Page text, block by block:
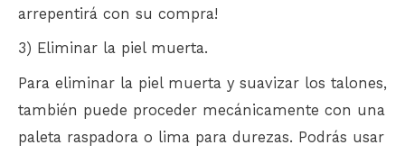
arrepentirá con su compra!
3) Eliminar la piel muerta.
Para eliminar la piel muerta y suavizar los talones,
también puede proceder mecánicamente con una
paleta raspadora o lima para durezas. Podrás usar